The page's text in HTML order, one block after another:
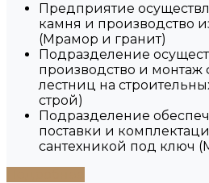
Предприятие
камня и производство
(Мрамор и гранит)
Подразделение
производство и монтаж
лестниц на
строй)
Подразделение
поставки и
сантехникой под ключ